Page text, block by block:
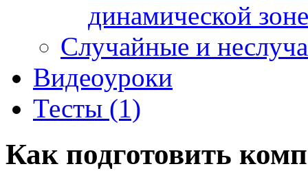
динамической зоне
Случайные и
Видеоуроки
Тесты (1)
Как подготовить